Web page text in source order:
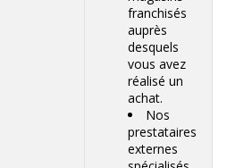
franchisés
auprès
desquels
vous avez
réalisé un
achat.
Nos
prestataires
externes